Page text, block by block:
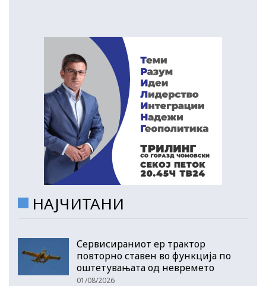
НАЈЧИТАНИ
Сервисираниот ер трактор
повторно ставен во функција по
оштетувањата од невремето
01/08/2026